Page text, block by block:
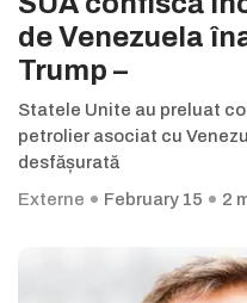
de Venezuela
Trump –
Statele Unite au preluat
petrolier asociat cu
desfășurată
Externe
February 15 2